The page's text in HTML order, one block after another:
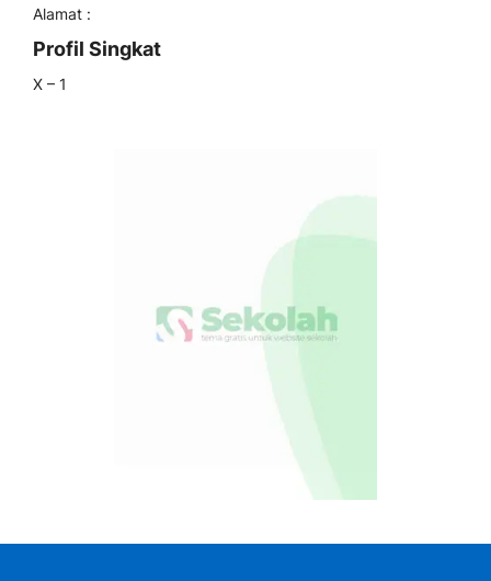
Alamat :
Profil Singkat
X – 1